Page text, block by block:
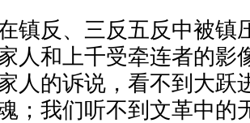
镇反、三反五反中被镇
人和上千受牵连者的影
人的诉说，看不到大跃
；我们听不到文革中的